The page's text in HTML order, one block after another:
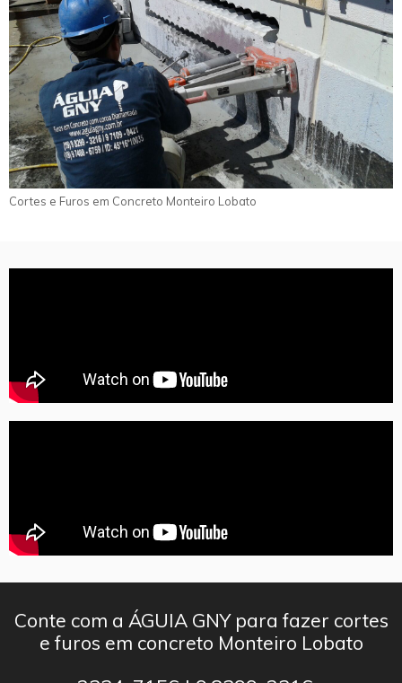
Cortes e Furos em Concreto Monteiro Lobato
Conte com a ÁGUIA GNY para fazer cortes
e furos em concreto Monteiro Lobato